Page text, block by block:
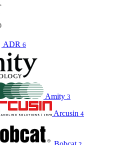
ADR 6
Amity 3
Arcusin 4